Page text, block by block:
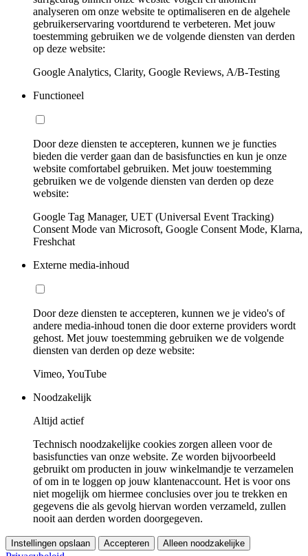
analyseren om onze website te optimaliseren en de algehele
gebruikerservaring voortdurend te verbeteren. Met jouw
toestemming gebruiken we de volgende diensten van derden
op deze website:
Google Analytics, Clarity, Google Reviews, A/B-Testing
Functioneel
Door deze diensten te accepteren, kunnen we je functies
bieden die verder gaan dan de basisfuncties en kun je onze
website comfortabel gebruiken. Met jouw toestemming
gebruiken we de volgende diensten van derden op deze
website:
Google Tag Manager, UET (Universal Event Tracking)
Consent Mode van Microsoft, Google Consent Mode, Klarna,
Freshchat
Externe media-inhoud
Door deze diensten te accepteren, kunnen we je video's of
andere media-inhoud tonen die door externe providers wordt
gehost. Met jouw toestemming gebruiken we de volgende
diensten van derden op deze website:
Vimeo, YouTube
Noodzakelijk
Altijd actief
Technisch noodzakelijke cookies zorgen alleen voor de
basisfuncties van onze website. Ze worden bijvoorbeeld
gebruikt om producten in jouw winkelmandje te verzamelen
of om in te loggen op jouw klantenaccount. Het is voor ons
niet mogelijk om hiermee conclusies over jou te trekken en
gegevens die als gevolg hiervan worden verzameld, zullen
nooit aan derden worden doorgegeven.
Instellingen opslaan Accepteren Alleen noodzakelijke